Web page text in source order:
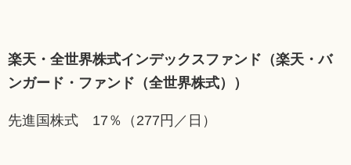
楽天・全世界株式インデックスファンド（楽天・バ
ンガード・ファンド（全世界株式））
先進国株式 17％（277円／日）